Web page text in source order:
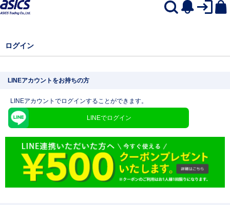
ログイン
LINEアカウントをお持ちの方
LINEアカウントでログインすることができます。
LINEでログイン